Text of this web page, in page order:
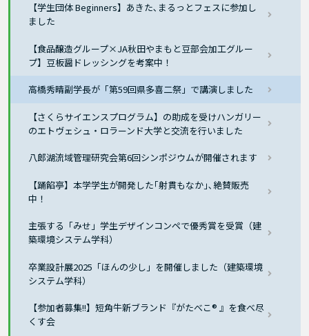
【学生団体 Beginners】あきた､まるっとフェスに参加し
ました
【食品醸造グループ×JA秋田やまもと豆部会加工グルー
プ】豆板醤ドレッシングを考案中！
高橋秀晴副学長が「第59回県多喜二祭」で講演しました
【さくらサイエンスプログラム】の助成を受けハンガリー
のエトヴェシュ・ロラーンド大学と交流を行いました
八郎湖流域管理研究会第6回シンポジウムが開催されます
【踊餡亭】本学学生が開発した｢射貫もなか｣､絶賛販売
中！
主張する「みせ」学生デザインコンペで優秀賞を受賞（建
築環境システム学科）
卒業設計展2025「ほんの少し」を開催しました（建築環境
システム学科）
【参加者募集!!】短角牛新ブランド『がたべこ® 』を食べ尽
くす会